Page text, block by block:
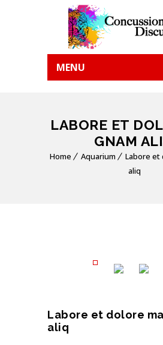
MENU
LABORE ET
GNAM
Home Aquarium
Labore et
aliq
Labore et dolore
aliq